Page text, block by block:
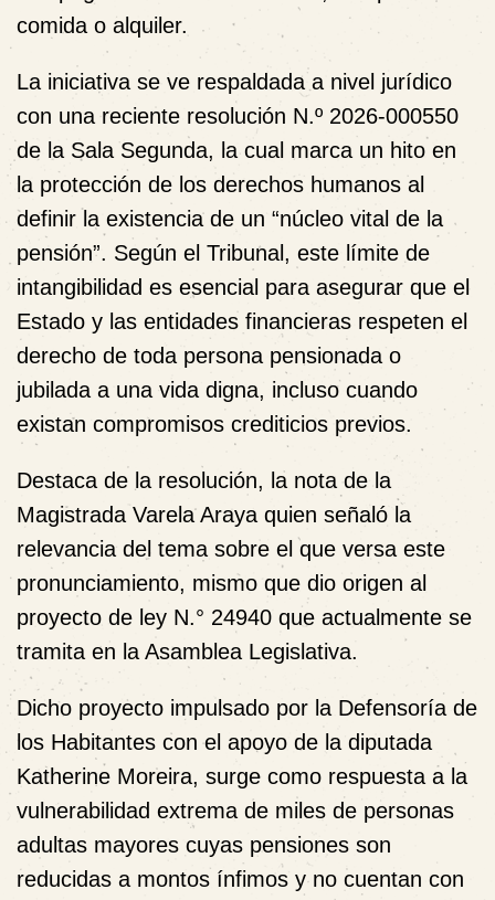
comida o alquiler.
La iniciativa se ve respaldada a nivel jurídico
con una reciente resolución N.º 2026-000550
de la Sala Segunda, la cual marca un hito en
la protección de los derechos humanos al
definir la existencia de un “núcleo vital de la
pensión”. Según el Tribunal, este límite de
intangibilidad es esencial para asegurar que el
Estado y las entidades financieras respeten el
derecho de toda persona pensionada o
jubilada a una vida digna, incluso cuando
existan compromisos crediticios previos.
Destaca de la resolución, la nota de la
Magistrada Varela Araya quien señaló la
relevancia del tema sobre el que versa este
pronunciamiento, mismo que dio origen al
proyecto de ley N.° 24940 que actualmente se
tramita en la Asamblea Legislativa.
Dicho proyecto impulsado por la Defensoría de
los Habitantes con el apoyo de la diputada
Katherine Moreira, surge como respuesta a la
vulnerabilidad extrema de miles de personas
adultas mayores cuyas pensiones son
reducidas a montos ínfimos y no cuentan con